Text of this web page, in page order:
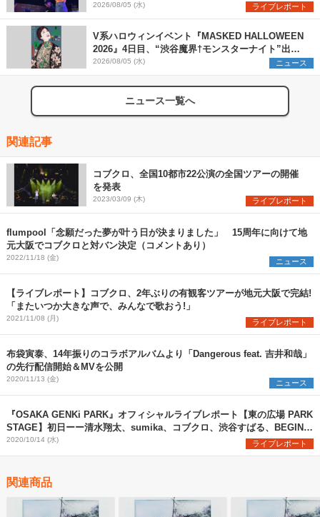
2026/08/05 (水) ライブレポート
V系ハロウィンイベント『MASKED HALLOWEEN
2026』4日目、“渋谷魔界†モンスターナイト”出演6
組を発表
2026/08/05 (水) ニュース
ニュース一覧へ
関連記事
コブクロ、全国10都市22公演の全国ツアーの開催
を発表
2023/03/09 (木) ライブレポート
flumpool「念願だった夢が叶う日が決まりました」 15周年に向けて地
元大阪でコブクロと対バン決定（コメントあり）
2022/11/18 (金) ニュース
【ライブレポート】コブクロ、2年ぶりの有観客ツアーが地元大阪で完結!
「またいつか大きな声で、みんなで歌おう!」
2021/11/08 (月) ライブレポート
布袋寅泰、14年振りのコラボアルバムより「Dangerous feat. 吉井和哉」
の先行配信開始＆MVを公開
2020/11/13 (金) ニュース
『OSAKA GENKi PARK』オフィシャルライブレポート【東の広場 PARK
STAGE】初日ーー清水翔太、sumika、コブクロ、渋谷すばる、BEGINが
歌の力で起こすフェスマジック
2020/10/14 (水) ライブレポート
関連商品